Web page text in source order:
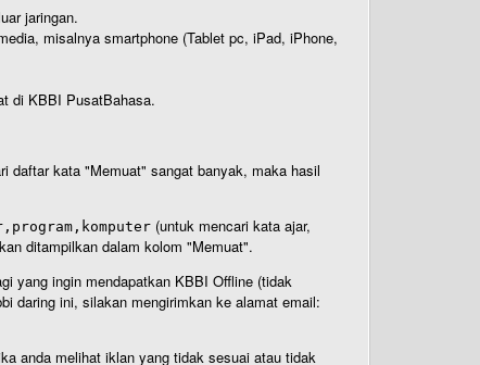
jaringan.
misalnya smartphone (Tablet pc, iPad, iPhone,
di KBBI PusatBahasa.
daftar kata "Memuat" sangat banyak, maka hasil
(untuk mencari kata ajar,
ditampilkan dalam kolom "Memuat".
yang ingin mendapatkan KBBI Offline (tidak
daring ini, silakan mengirimkan ke alamat email:
anda melihat iklan yang tidak sesuai atau tidak